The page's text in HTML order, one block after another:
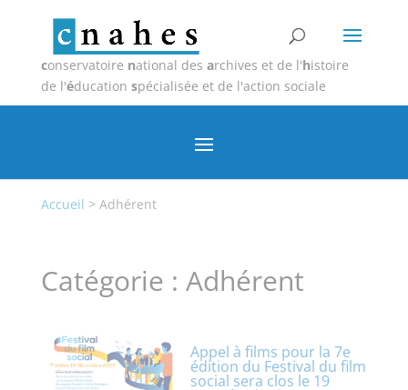
conservatoire national des archives et de l'histoire
de l'éducation spécialisée et de l'action sociale
Accueil > Adhérent
Catégorie : Adhérent
Appel à films pour la 7e
édition du Festival du film
social sera clos le 19